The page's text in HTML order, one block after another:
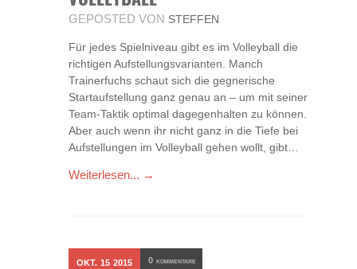
GEPOSTED VON STEFFEN
Für jedes Spielniveau gibt es im Volleyball die
richtigen Aufstellungsvarianten. Manch
Trainerfuchs schaut sich die gegnerische
Startaufstellung ganz genau an – um mit seiner
Team-Taktik optimal dagegenhalten zu können.
Aber auch wenn ihr nicht ganz in die Tiefe bei
Aufstellungen im Volleyball gehen wollt, gibt…
Weiterlesen... →
OKT. 15 2015 0 KOMMENTARE